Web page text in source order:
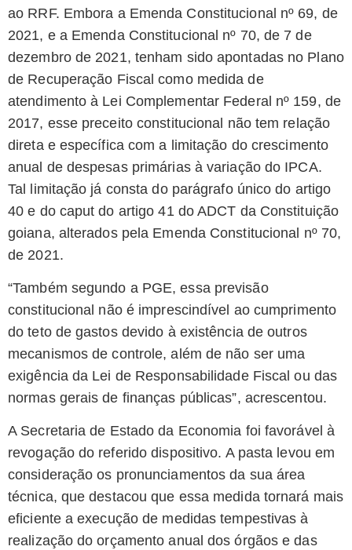
ao RRF. Embora a Emenda Constitucional nº 69, de
2021, e a Emenda Constitucional nº 70, de 7 de
dezembro de 2021, tenham sido apontadas no Plano
de Recuperação Fiscal como medida de
atendimento à Lei Complementar Federal nº 159, de
2017, esse preceito constitucional não tem relação
direta e específica com a limitação do crescimento
anual de despesas primárias à variação do IPCA.
Tal limitação já consta do parágrafo único do artigo
40 e do caput do artigo 41 do ADCT da Constituição
goiana, alterados pela Emenda Constitucional nº 70,
de 2021.
“Também segundo a PGE, essa previsão
constitucional não é imprescindível ao cumprimento
do teto de gastos devido à existência de outros
mecanismos de controle, além de não ser uma
exigência da Lei de Responsabilidade Fiscal ou das
normas gerais de finanças públicas”, acrescentou.
A Secretaria de Estado da Economia foi favorável à
revogação do referido dispositivo. A pasta levou em
consideração os pronunciamentos da sua área
técnica, que destacou que essa medida tornará mais
eficiente a execução de medidas tempestivas à
realização do orçamento anual dos órgãos e das